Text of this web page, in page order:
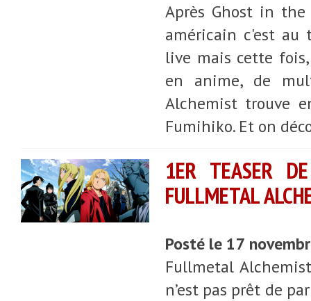
Après Ghost in
américain c'est au
live mais cette
en anime, de
Alchemist trouve
Fumihiko. Et on
1ER TEASER
FULLMETAL
Posté le 17
Fullmetal
n’est pas prêt de